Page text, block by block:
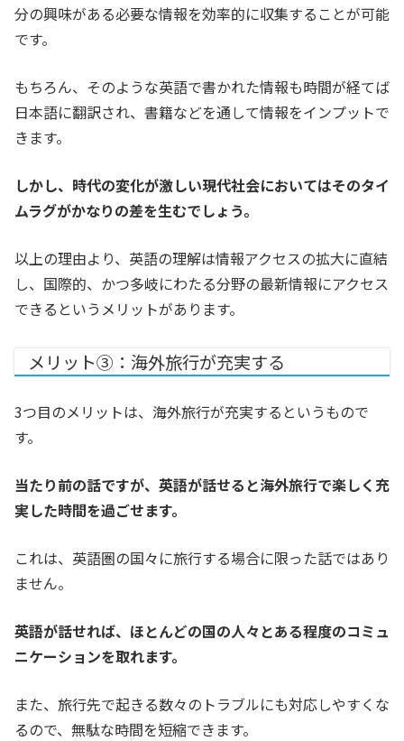
分の興味がある必要な情報を効率的に収集することが可能
です。
もちろん、そのような英語で書かれた情報も時間が経てば
日本語に翻訳され、書籍などを通して情報をインプットで
きます。
しかし、時代の変化が激しい現代社会においてはそのタイ
ムラグがかなりの差を生むでしょう。
以上の理由より、英語の理解は情報アクセスの拡大に直結
し、国際的、かつ多岐にわたる分野の最新情報にアクセス
できるというメリットがあります。
メリット③：海外旅行が充実する
3つ目のメリットは、海外旅行が充実するというもので
す。
当たり前の話ですが、英語が話せると海外旅行で楽しく充
実した時間を過ごせます。
これは、英語圏の国々に旅行する場合に限った話ではあり
ません。
英語が話せれば、ほとんどの国の人々とある程度のコミュ
ニケーションを取れます。
また、旅行先で起きる数々のトラブルにも対応しやすくな
るので、無駄な時間を短縮できます。